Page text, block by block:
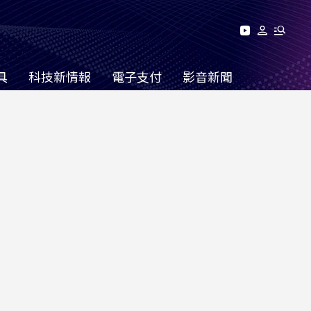
科技新情報 電子支付 影音新聞